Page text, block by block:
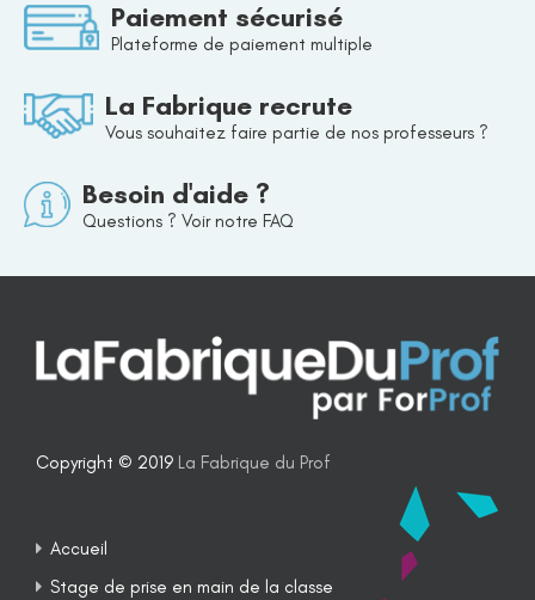
Paiement sécurisé
Plateforme de paiement multiple
La Fabrique recrute
Vous souhaitez faire partie de nos professeurs ?
Besoin d'aide ?
Questions ? Voir notre FAQ
Copyright © 2019 La Fabrique du Prof
Accueil
Stage de prise en main de la classe